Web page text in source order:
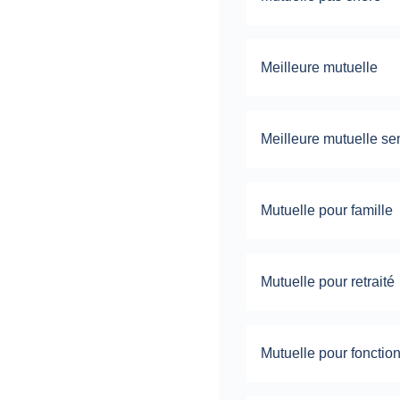
Meilleure mutuelle
Meilleure mutuelle
Mutuelle pour famille
Mutuelle pour retraité
Mutuelle pour